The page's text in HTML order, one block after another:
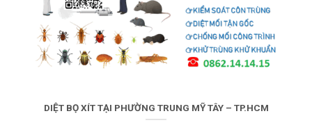
DIỆT BỌ XÍT TẠI PHƯỜNG TRUNG MỸ TÂY – TP.HCM